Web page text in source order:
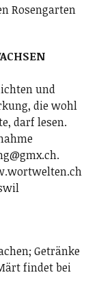
Rosengarten
und
die wohl
darf lesen.
Getränke
findet bei